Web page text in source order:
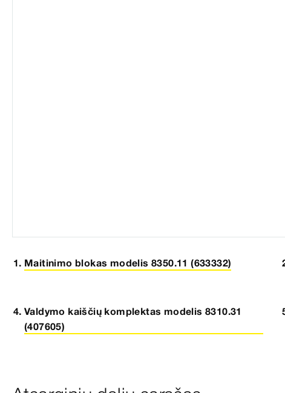
Maitinimo blokas modelis 8350.11 (633332)
Valdymo kaiščių komplektas modelis 8310.31
(407605)